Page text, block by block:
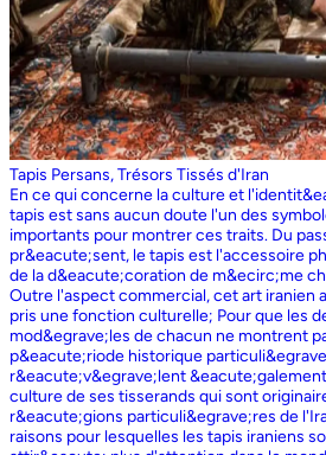
Tapis Persans, Trésors Tissés d'Iran
En ce qui concerne la culture et
tapis est sans aucun doute l'un des
importants pour montrer ces traits. Du
pr&eacute;sent, le tapis est l'accessoire
de la d&eacute;coration de m&ecirc;me
Outre l'aspect commercial, cet art iranien
pris une fonction culturelle; Pour que les
mod&egrave;les de chacun ne montrent
p&eacute;riode historique
r&eacute;v&egrave;lent
culture de ses tisserands qui sont
r&eacute;gions particuli&egrave;res de
raisons pour lesquelles les tapis iraniens